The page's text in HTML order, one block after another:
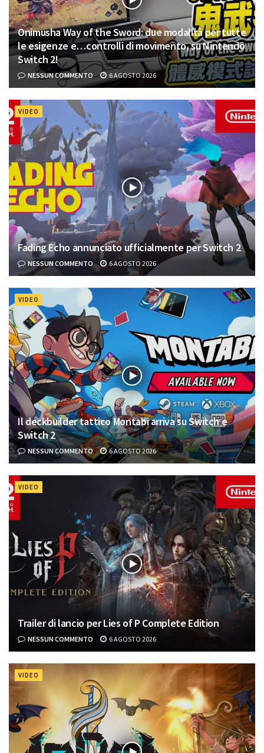
Onimusha Way of the Sword: due modalità per tutte
le esigenze e…controlli di movimento, su Nintendo
Switch 2!
NESSUN COMMENTO 6 AGOSTO 2026
VIDEO
Fading Echo annunciato ufficialmente per Switch 2
NESSUN COMMENTO 6 AGOSTO 2026
VIDEO
Il deckbuilder tattico Montabi arriva su Switch e
Switch 2
NESSUN COMMENTO 6 AGOSTO 2026
VIDEO
Trailer di lancio per Lies of P Complete Edition
NESSUN COMMENTO 6 AGOSTO 2026
VIDEO